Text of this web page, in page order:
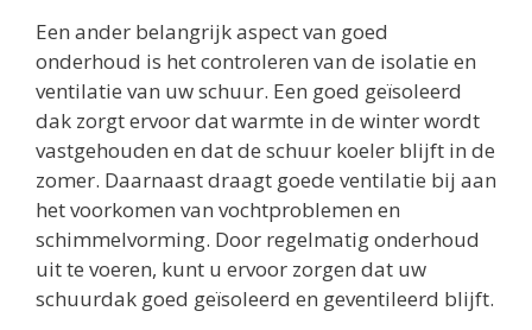
Een ander belangrijk aspect van goed
onderhoud is het controleren van de isolatie en
ventilatie van uw schuur. Een goed geïsoleerd
dak zorgt ervoor dat warmte in de winter wordt
vastgehouden en dat de schuur koeler blijft in de
zomer. Daarnaast draagt goede ventilatie bij aan
het voorkomen van vochtproblemen en
schimmelvorming. Door regelmatig onderhoud
uit te voeren, kunt u ervoor zorgen dat uw
schuurdak goed geïsoleerd en geventileerd blijft.